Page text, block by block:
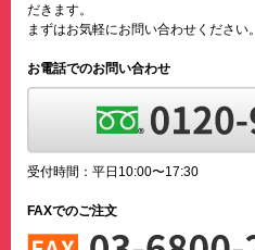
だきます。
まずはお気軽にお問い合わせください。
お電話でのお問い合わせ
受付時間：平日10:00〜17:30
FAXでのご注文